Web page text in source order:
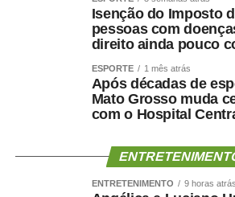
Isenção do Imposto
pessoas com
direito ainda pouco
ESPORTE 1 mês atrás
Após décadas de
Mato Grosso muda
com o Hospital
ENTRETENIMENTO 9 horas atrás